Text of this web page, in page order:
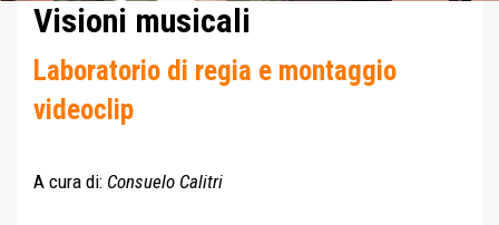
Visioni musicali
Laboratorio di regia e montaggio
videoclip
A cura di: Consuelo Calitri